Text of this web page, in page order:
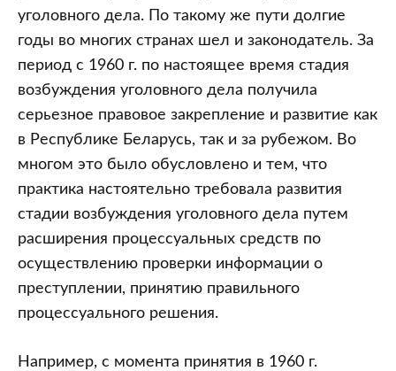
уголовного дела. По такому же пути долгие
годы во многих странах шел и законодатель. За
период с 1960 г. по настоящее время стадия
возбуждения уголовного дела получила
серьезное правовое закрепление и развитие как
в Республике Беларусь, так и за рубежом. Во
многом это было обусловлено и тем, что
практика настоятельно требовала развития
стадии возбуждения уголовного дела путем
расширения процессуальных средств по
осуществлению проверки информации о
преступлении, принятию правильного
процессуального решения.
Например, с момента принятия в 1960 г.